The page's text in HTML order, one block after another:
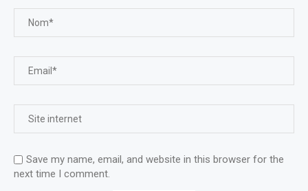
Save my name, email, and website in this browser for the
next time I comment.